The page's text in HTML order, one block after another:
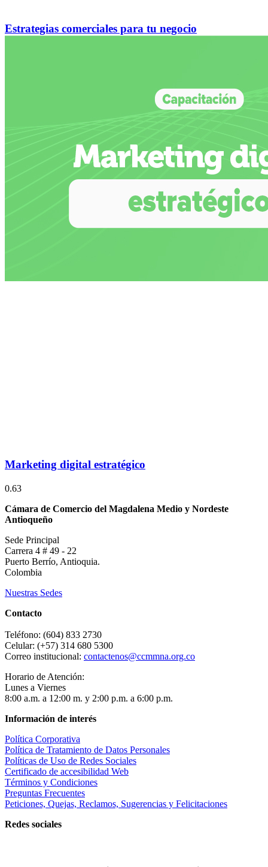
Estrategias comerciales para tu negocio
Marketing digital estratégico
Cámara de Comercio del Magdalena Medio y Nordeste
Antioqueño
Sede Principal
Carrera 4 # 49 - 22
Puerto Berrío, Antioquia.
Colombia
Nuestras Sedes
Contacto
Teléfono: (604) 833 2730
Celular: (+57) 314 680 5300
Correo institucional: contactenos@ccmmna.org.co
Horario de Atención:
Lunes a Viernes
8:00 a.m. a 12:00 m. y 2:00 p.m. a 6:00 p.m.
Información de interés
Política Corporativa
Política de Tratamiento de Datos Personales
Políticas de Uso de Redes Sociales
Certificado de accesibilidad Web
Términos y Condiciones
Preguntas Frecuentes
Peticiones, Quejas, Reclamos, Sugerencias y Felicitaciones
Redes sociales